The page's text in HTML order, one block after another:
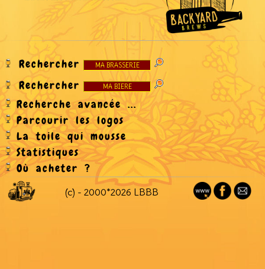
Rechercher
Rechercher
Recherche avancée ...
Parcourir les logos
La toile qui mousse
Statistiques
Où acheter ?
(c) - 2000*2026 LBBB